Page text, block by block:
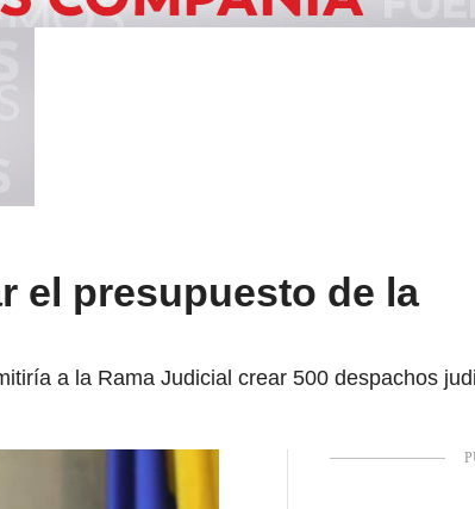
el presupuesto de la
a la Rama Judicial crear 500 despachos